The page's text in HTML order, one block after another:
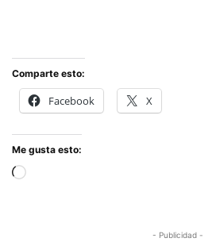
Comparte esto:
Facebook X
Me gusta esto:
Cargando...
- Publicidad -